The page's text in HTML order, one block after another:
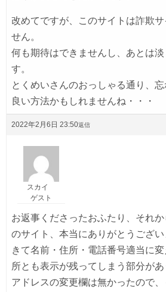
改めてですが、このサイトは詐欺
せん。
何も期待はできませんし、あとは
す。
とくめいさんのおっしゃる通り、
良い方法かもしれませんね・・・
2022年2月6日 23:50返信
スカイ
ゲスト
お返事くださったおふたり、それ
のサイト、本当にありがとうござ
きて名前・住所・電話番号適当に
所とも表示が残ってしまう部分が
アドレスの変更欄は無かったので